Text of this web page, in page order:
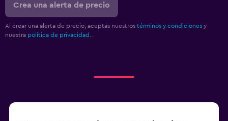
Crea una alerta de precio
Al crear una alerta de precio, aceptas nuestros términos y condiciones y
nuestra política de privacidad.